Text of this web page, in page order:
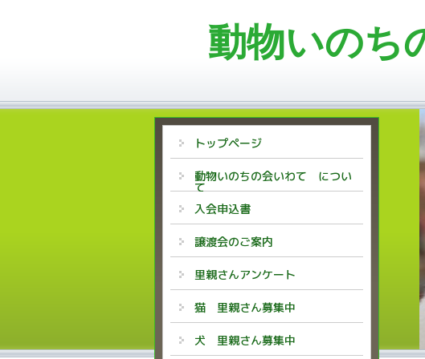
動物いのち
トップページ
動物いのちの会いわて につい
て
入会申込書
譲渡会のご案内
里親さんアンケート
猫 里親さん募集中
犬 里親さん募集中